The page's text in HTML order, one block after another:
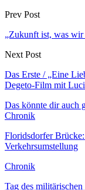
Prev Post
„Zukunft ist, was wir
Next Post
Das Erste / „Eine
Degeto-Film mit
Das könnte dir auch
Chronik
Floridsdorfer
Verkehrsumstellung
Chronik
Tag des